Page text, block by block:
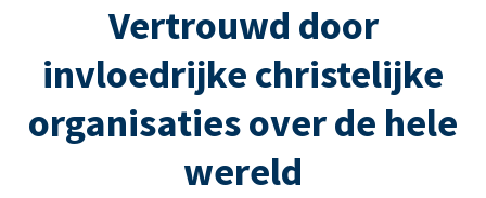
Vertrouwd door
invloedrijke christelijke
organisaties over de hele
wereld